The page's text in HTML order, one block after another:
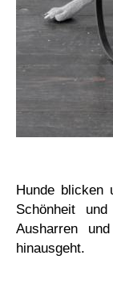
Hunde blicken
Schönheit
Ausharren
hinausgeht.